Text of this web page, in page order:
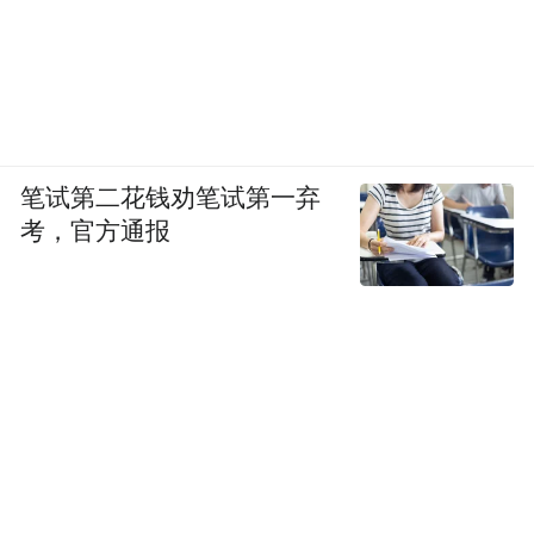
笔试第二花钱劝笔试第一弃
考，官方通报